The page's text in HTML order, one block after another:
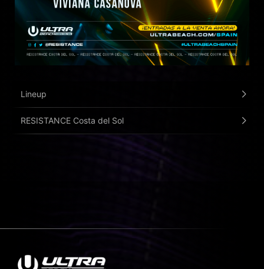
Lineup
RESISTANCE Costa del Sol